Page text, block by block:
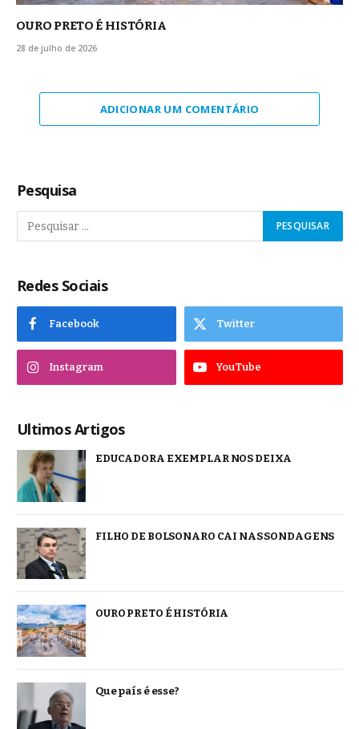
OURO PRETO É HISTÓRIA
28 de julho de 2026
ADICIONAR UM COMENTÁRIO
Pesquisa
Redes Sociais
Facebook Twitter
Instagram YouTube
Ultimos Artigos
EDUCADORA EXEMPLAR NOS DEIXA
FILHO DE BOLSONARO CAI NAS SONDAGENS
OURO PRETO É HISTÓRIA
Que país é esse?